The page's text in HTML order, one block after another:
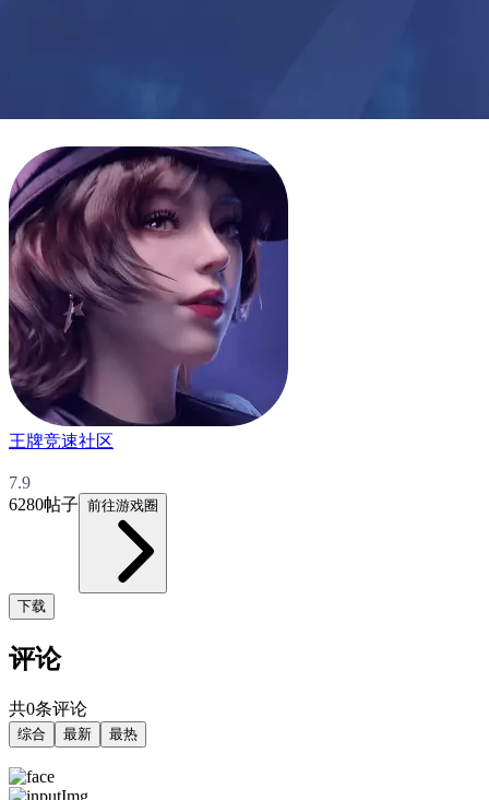
王牌竞速社区
7.9
6280帖子 前往游戏圈
下载
评论
共0条评论
综合 最新 最热